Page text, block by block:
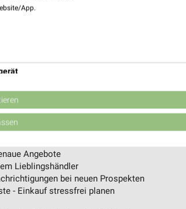
& Angebote App
Filialen & Öffnungszeiten in unserer App.
Angebote
Lieblingshändler
bei neuen Prospekten
- Einkauf stressfrei planen
App.